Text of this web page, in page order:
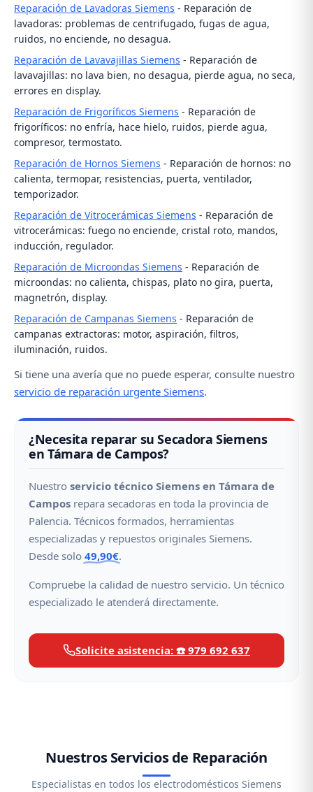
Reparación de Lavadoras Siemens - Reparación de
lavadoras: problemas de centrifugado, fugas de agua,
ruidos, no enciende, no desagua.
Reparación de Lavavajillas Siemens - Reparación de
lavavajillas: no lava bien, no desagua, pierde agua, no seca,
errores en display.
Reparación de Frigoríficos Siemens - Reparación de
frigoríficos: no enfría, hace hielo, ruidos, pierde agua,
compresor, termostato.
Reparación de Hornos Siemens - Reparación de hornos: no
calienta, termopar, resistencias, puerta, ventilador,
temporizador.
Reparación de Vitrocerámicas Siemens - Reparación de
vitrocerámicas: fuego no enciende, cristal roto, mandos,
inducción, regulador.
Reparación de Microondas Siemens - Reparación de
microondas: no calienta, chispas, plato no gira, puerta,
magnetrón, display.
Reparación de Campanas Siemens - Reparación de
campanas extractoras: motor, aspiración, filtros,
iluminación, ruidos.
Si tiene una avería que no puede esperar, consulte nuestro
servicio de reparación urgente Siemens.
¿Necesita reparar su Secadora Siemens
en Támara de Campos?
Nuestro servicio técnico Siemens en Támara de
Campos repara secadoras en toda la provincia de
Palencia. Técnicos formados, herramientas
especializadas y repuestos originales Siemens.
Desde solo 49,90€.
Compruebe la calidad de nuestro servicio. Un técnico
especializado le atenderá directamente.
Solicite asistencia: ☎️ 979 692 637
Nuestros Servicios de Reparación
Especialistas en todos los electrodomésticos Siemens